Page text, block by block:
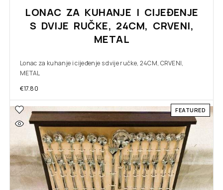
LONAC ZA KUHANJE I CIJEĐENJE
S DVIJE RUČKE, 24CM, CRVENI,
METAL
Lonac za kuhanje i cijeđenje s dvije ručke, 24CM, CRVENI,
METAL
€17.80
FEATURED